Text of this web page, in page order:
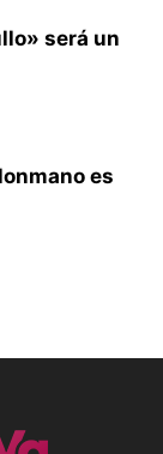
será un
es